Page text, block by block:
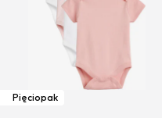
Pięciopak